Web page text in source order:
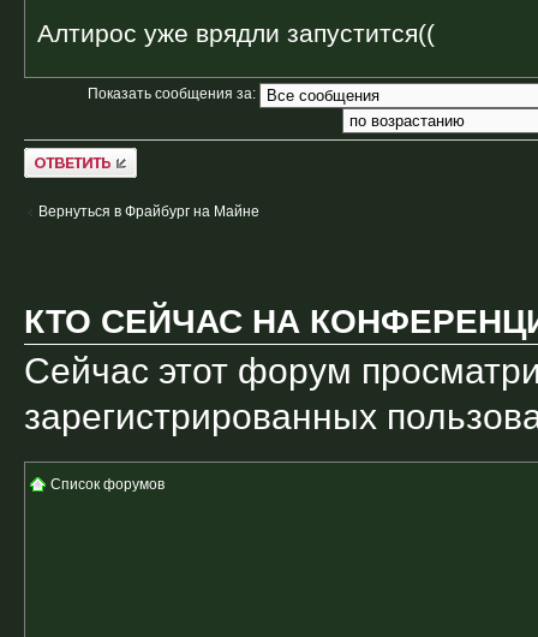
Алтирос уже врядли запустится((
Показать сообщения за:
Ответить
Вернуться в Фрайбург на Майне
КТО СЕЙЧАС НА
Сейчас этот форум
зарегистрированных
Список форумов